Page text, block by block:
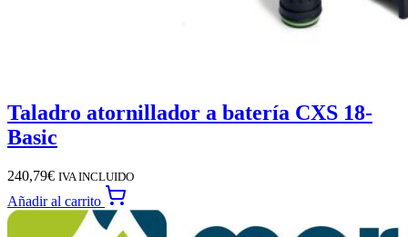
Taladro atornillador a batería CXS 18-
Basic
240,79€ IVA INCLUIDO
Añadir al carrito